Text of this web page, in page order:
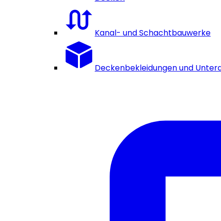
Kanal- und Schachtbauwerke
Deckenbekleidungen und